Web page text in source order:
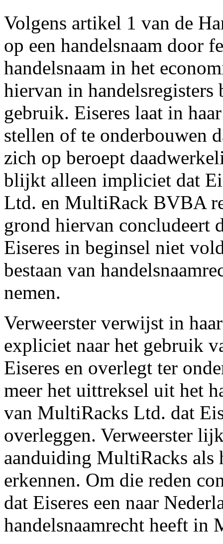
Volgens artikel 1 van de
op een handelsnaam door
handelsnaam in het
hiervan in
gebruik. Eiseres laat in
stellen of te onderbouwen
zich op beroept
blijkt alleen impliciet dat
Ltd. en MultiRack BVBA
grond hiervan concludeert
Eiseres in beginsel niet
bestaan van
nemen.
Verweerster verwijst in
expliciet naar het gebruik
Eiseres en overlegt ter
meer het uittreksel uit het
van MultiRacks Ltd. dat
overleggen. Verweerster
aanduiding MultiRacks als
erkennen. Om die reden
dat Eiseres een naar
handelsnaamrecht heeft in